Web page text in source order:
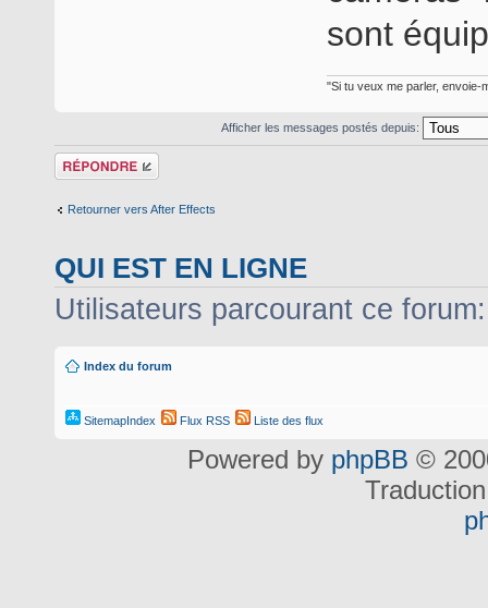
sont
"Si tu veux me parler, envoie-
Afficher les messages postés depuis:
Répondre
Retourner vers After Effects
QUI EST EN LIGNE
Utilisateurs parcourant ce
Index du forum
SitemapIndex Flux RSS Liste des flux
Powered by phpBB ©